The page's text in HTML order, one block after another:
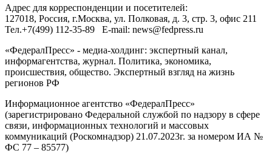
Адрес для корреспонденции и посетителей:
127018, Россия, г.Москва, ул. Полковая, д. 3, стр. 3, офис 211
Тел.+7(499) 112-35-89 E-mail: news@fedpress.ru
«ФедералПресс» - медиа-холдинг: экспертный канал,
информагентства, журнал. Политика, экономика,
происшествия, общество. Экспертный взгляд на жизнь
регионов РФ
Информационное агентство «ФедералПресс»
(зарегистрировано Федеральной службой по надзору в сфере
связи, информационных технологий и массовых
коммуникаций (Роскомнадзор) 21.07.2023г. за номером ИА №
ФС 77 – 85577)